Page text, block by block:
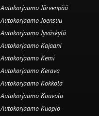
Autokorjaamo Järvenpää
Autokorjaamo Joensuu
Autokorjaamo Jyväskylä
Autokorjaamo Kajaani
Autokorjaamo Kemi
Autokorjaamo Kerava
Autokorjaamo Kokkola
Autokorjaamo Kouvola
Autokorjaamo Kuopio